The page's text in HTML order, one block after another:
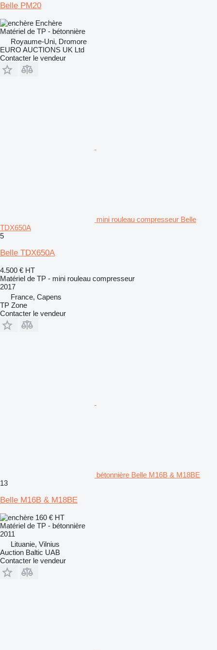
Belle PM20
Enchère
Matériel de TP - bétonnière
Royaume-Uni, Dromore
EURO AUCTIONS UK Ltd
Contacter le vendeur
mini rouleau compresseur Belle
TDX650A
5
Belle TDX650A
4.500 € HT
Matériel de TP - mini rouleau compresseur
2017
France, Capens
TP Zone
Contacter le vendeur
bétonnière Belle M16B & M18BE
13
Belle M16B & M18BE
160 € HT
Matériel de TP - bétonnière
2011
Lituanie, Vilnius
Auction Baltic UAB
Contacter le vendeur